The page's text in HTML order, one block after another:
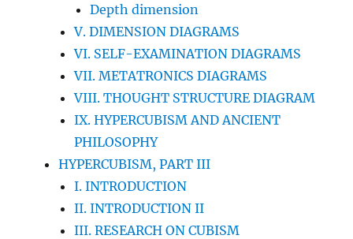
Depth dimension
V. DIMENSION DIAGRAMS
VI. SELF-EXAMINATION DIAGRAMS
VII. METATRONICS DIAGRAMS
VIII. THOUGHT STRUCTURE DIAGRAM
IX. HYPERCUBISM AND ANCIENT
PHILOSOPHY
HYPERCUBISM, PART III
I. INTRODUCTION
II. INTRODUCTION II
III. RESEARCH ON CUBISM